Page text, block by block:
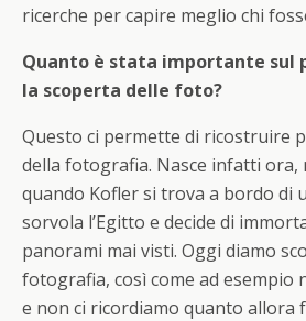
ricerche per capire meglio chi
Quanto è stata importante sul
la scoperta delle foto?
Questo ci permette di ricostruire
della fotografia. Nasce infatti ora,
quando Kofler si trova a bordo di
sorvola l’Egitto e decide di
panorami mai visti. Oggi diamo
fotografia, così come ad esempio
e non ci ricordiamo quanto allora